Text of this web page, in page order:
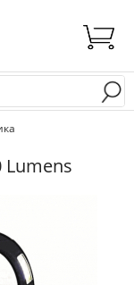
Lumens